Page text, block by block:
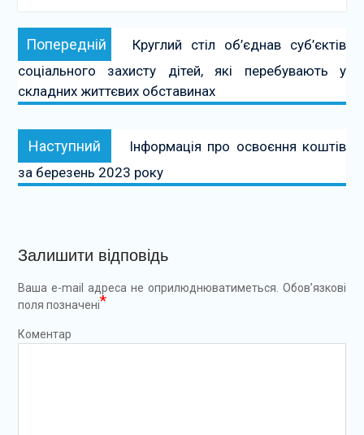
Навігація
записів
Попередній
Круглий стіл об’єднав суб’єктів
соціального захисту дітей, які перебувають у
складних життєвих обставинах
Наступний Наступний:
Інформація про освоєння коштів
за березень 2023 року
Залишити відповідь
Ваша e-mail адреса не оприлюднюватиметься. Обов’язкові
поля позначені*
Коментар